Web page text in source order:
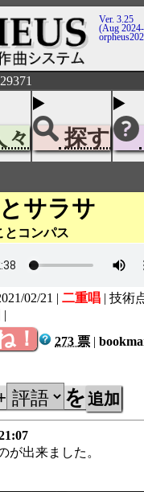
Ver. 3.25
(Aug
々 探す
サラサ
とコンパス
02/21 | 二重唱 | 技術
|
！ 273 票 |
を
が出来ました。